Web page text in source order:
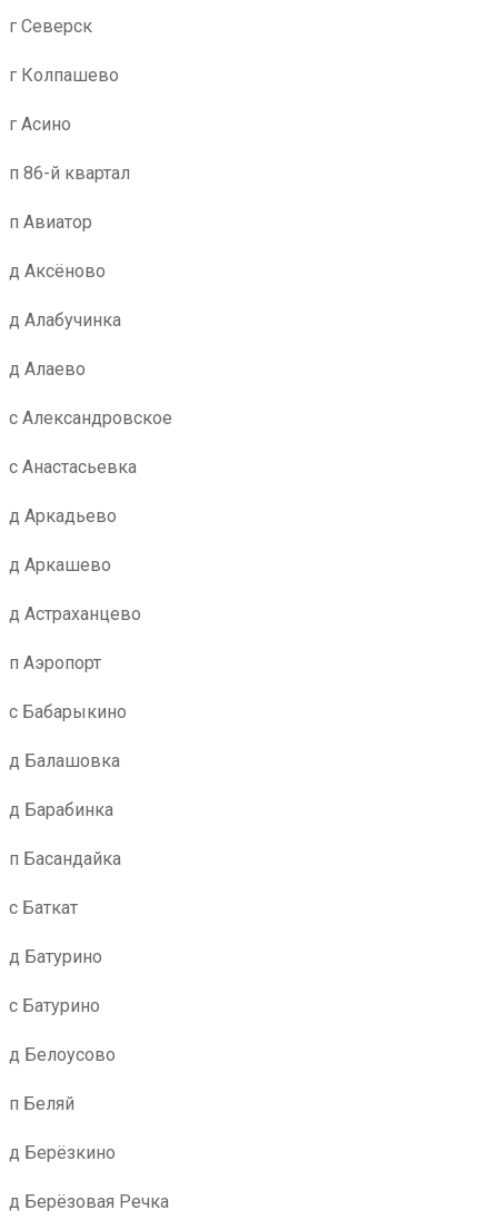
г Северск
г Колпашево
г Асино
п 86-й квартал
п Авиатор
д Аксёново
д Алабучинка
д Алаево
с Александровское
с Анастасьевка
д Аркадьево
д Аркашево
д Астраханцево
п Аэропорт
с Бабарыкино
д Балашовка
д Барабинка
п Басандайка
с Баткат
д Батурино
с Батурино
д Белоусово
п Беляй
д Берёзкино
д Берёзовая Речка